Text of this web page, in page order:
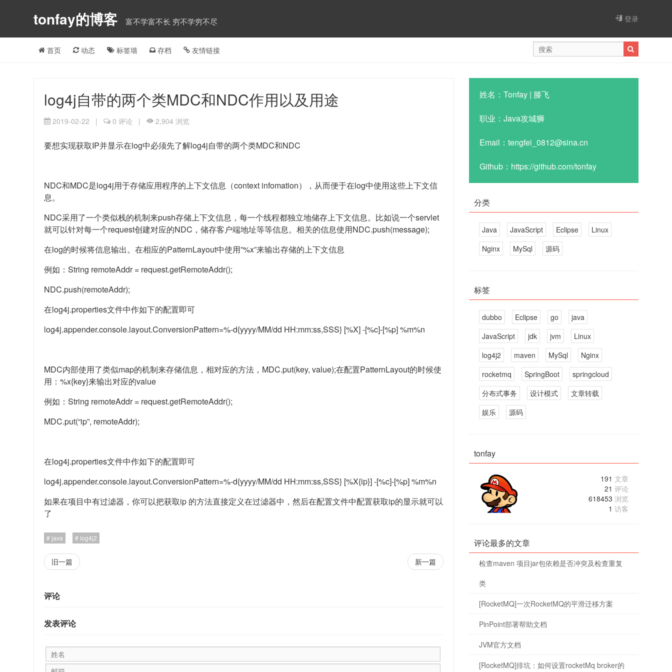
tonfay的博客 富不学富不长 穷不学穷不尽 登录
首页 动态 标签墙 存档 友情链接
log4j自带的两个类MDC和NDC作用以及用途
2019-02-22 | 0 评论 | 2,904 浏览
要想实现获取IP并显示在log中必须先了解log4j自带的两个类MDC和NDC
NDC和MDC是log4j用于存储应用程序的上下文信息（context infomation），从而便于在log中使用这些上下文信
息。
NDC采用了一个类似栈的机制来push存储上下文信息，每一个线程都独立地储存上下文信息。比如说一个servlet
就可以针对每一个request创建对应的NDC，储存客户端地址等等信息。相关的信息使用NDC.push(message);
在log的时候将信息输出。在相应的PatternLayout中使用”%x”来输出存储的上下文信息
例如：String remoteAddr = request.getRemoteAddr();
NDC.push(remoteAddr);
在log4j.properties文件中作如下的配置即可
log4j.appender.console.layout.ConversionPattern=%-d{yyyy/MM/dd HH:mm:ss,SSS} [%X] -[%c]-[%p] %m%n
MDC内部使用了类似map的机制来存储信息，相对应的方法，MDC.put(key, value);在配置PatternLayout的时候使
用：%x{key}来输出对应的value
例如：String remoteAddr = request.getRemoteAddr();
MDC.put(“ip”, remoteAddr);
在log4j.properties文件中作如下的配置即可
log4j.appender.console.layout.ConversionPattern=%-d{yyyy/MM/dd HH:mm:ss,SSS} [%X{ip}] -[%c]-[%p] %m%n
如果在项目中有过滤器，你可以把获取ip 的方法直接定义在过滤器中，然后在配置文件中配置获取ip的显示就可以
了
java log4j2
旧一篇 新一篇
评论
发表评论
姓名：Tonfay | 滕飞
职业：Java攻城狮
Email：tengfei_0812@sina.cn
Github：https://github.com/tonfay
分类
Java JavaScript Eclipse
Linux
Nginx
MySql 源码
标签
dubbo Eclipse go
java
JavaScript
jdk jvm
Linux
log4j2
maven MySql
Nginx
rocketmq
SpringBoot
springcloud
分布式事务
设计模式
文章转载
娱乐
源码
tonfay
191 文章
21 评论
618453 浏览
1 访客
评论最多的文章
检查maven 项目jar包依赖是否冲突及检查重复
类
[RocketMQ]一次RocketMQ的平滑迁移方案
PinPoint部署帮助文档
JVM官方文档
[RocketMQ]排坑：如何设置rocketMq broker的